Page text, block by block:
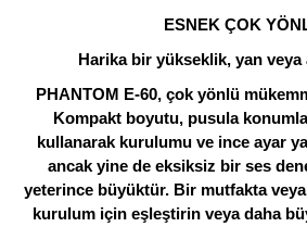
ESNEK ÇOK
Harika bir yükseklik, yan
PHANTOM E-60, çok yönlü
Kompakt boyutu, pusula
kullanarak kurulumu ve ince ayar
ancak yine de eksiksiz bir ses
yeterince büyüktür. Bir mutfakta
kurulum için eşleştirin veya daha